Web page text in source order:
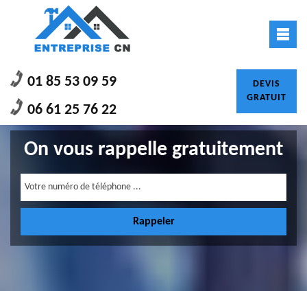
01 85 53 09 59
06 61 25 76 22
DEVIS
GRATUIT
On vous rappelle gratuitement